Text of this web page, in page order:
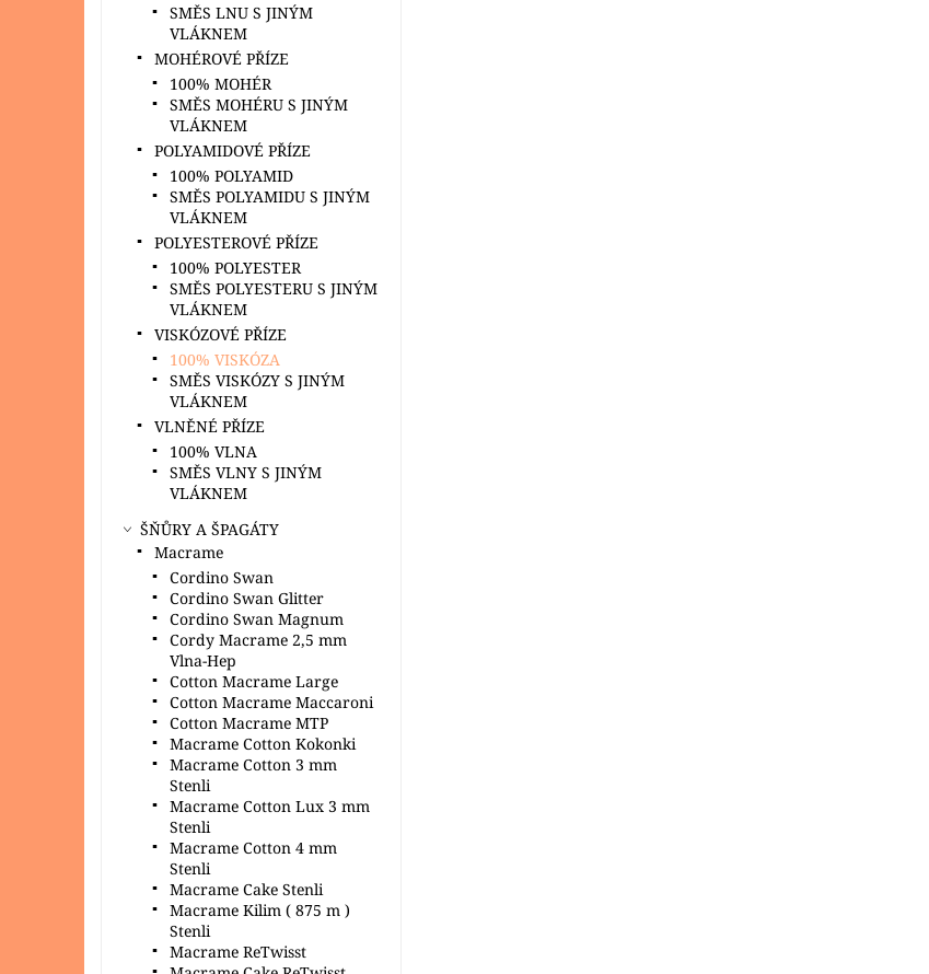
SMĚS LNU S JINÝM
VLÁKNEM
MOHÉROVÉ PŘÍZE
100% MOHÉR
SMĚS MOHÉRU S JINÝM
VLÁKNEM
POLYAMIDOVÉ PŘÍZE
100% POLYAMID
SMĚS POLYAMIDU S JINÝM
VLÁKNEM
POLYESTEROVÉ PŘÍZE
100% POLYESTER
SMĚS POLYESTERU S JINÝM
VLÁKNEM
VISKÓZOVÉ PŘÍZE
100% VISKÓZA
SMĚS VISKÓZY S JINÝM
VLÁKNEM
VLNĚNÉ PŘÍZE
100% VLNA
SMĚS VLNY S JINÝM
VLÁKNEM
ŠŇŮRY A ŠPAGÁTY
Macrame
Cordino Swan
Cordino Swan Glitter
Cordino Swan Magnum
Cordy Macrame 2,5 mm
Vlna-Hep
Cotton Macrame Large
Cotton Macrame Maccaroni
Cotton Macrame MTP
Macrame Cotton Kokonki
Macrame Cotton 3 mm
Stenli
Macrame Cotton Lux 3 mm
Stenli
Macrame Cotton 4 mm
Stenli
Macrame Cake Stenli
Macrame Kilim ( 875 m )
Stenli
Macrame ReTwisst